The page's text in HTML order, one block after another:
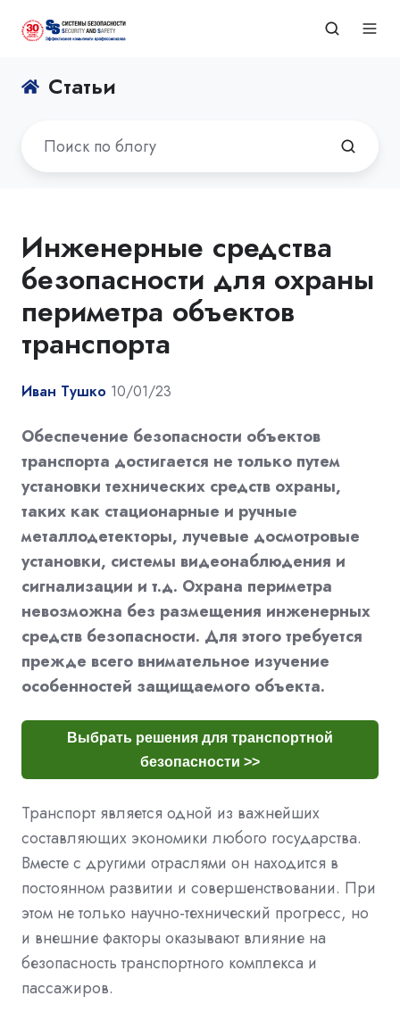
Статьи
Инженерные средства
безопасности для охраны
периметра объектов
транспорта
Иван Тушко 10/01/23
Обеспечение безопасности объектов
транспорта достигается не только путем
установки технических средств охраны,
таких как стационарные и ручные
металлодетекторы, лучевые досмотровые
установки, системы видеонаблюдения и
сигнализации и т.д. Охрана периметра
невозможна без размещения инженерных
средств безопасности. Для этого требуется
прежде всего внимательное изучение
особенностей защищаемого объекта.
Выбрать решения для транспортной
безопасности >>
Транспорт является одной из важнейших
составляющих экономики любого государства.
Вместе с другими отраслями он находится в
постоянном развитии и совершенствовании. При
этом не только научно-технический прогресс, но
и внешние факторы оказывают влияние на
безопасность транспортного комплекса и
пассажиров.